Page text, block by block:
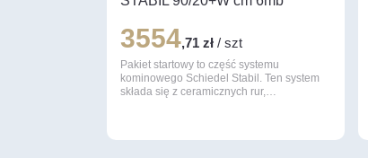
3554,71 zł / szt
Pakiet startowy to część systemu
kominowego Schiedel Stabil. Ten system
składa się z ceramicznych rur,…